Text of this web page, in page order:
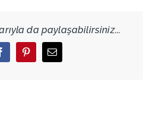
da paylaşabilirsiniz...
PinterestEmail